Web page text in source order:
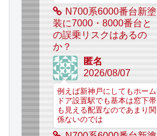
N700系6000番台新塗
装に7000・8000番台と
の誤乗リスクはあるの
か？
匿名
2026/08/07
例えば新神戸にしてもホーム
ドア設置駅でも基本は窓下帯
も見える配置なのであまり関
係ないのでは